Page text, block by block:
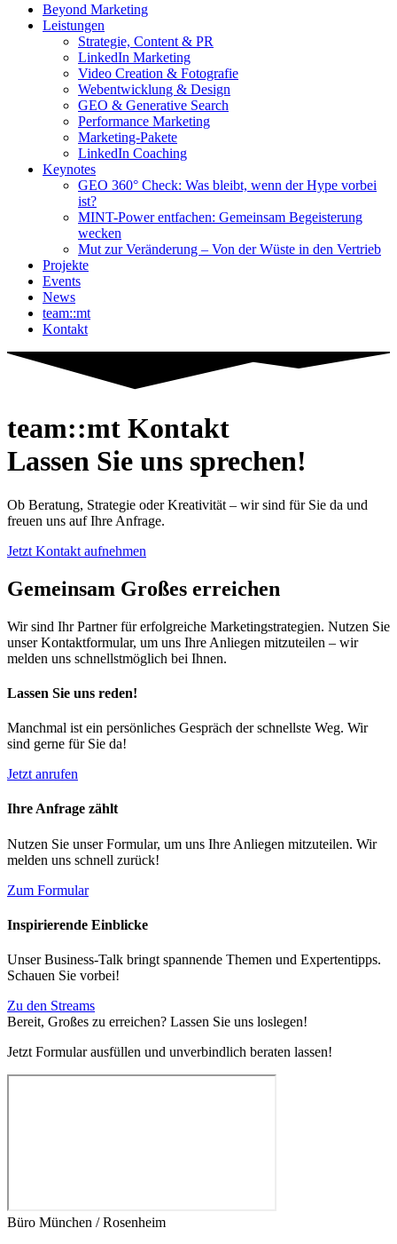
Beyond Marketing
Leistungen
Strategie, Content & PR
LinkedIn Marketing
Video Creation & Fotografie
Webentwicklung & Design
GEO & Generative Search
Performance Marketing
Marketing-Pakete
LinkedIn Coaching
Keynotes
GEO 360° Check: Was bleibt, wenn der Hype vorbei
ist?
MINT-Power entfachen: Gemeinsam Begeisterung
wecken
Mut zur Veränderung – Von der Wüste in den Vertrieb
Projekte
Events
News
team::mt
Kontakt
team::mt Kontakt
Lassen Sie uns sprechen!
Ob Beratung, Strategie oder Kreativität – wir sind für Sie da und
freuen uns auf Ihre Anfrage.
Jetzt Kontakt aufnehmen
Gemeinsam Großes erreichen
Wir sind Ihr Partner für erfolgreiche Marketingstrategien. Nutzen Sie
unser Kontaktformular, um uns Ihre Anliegen mitzuteilen – wir
melden uns schnellstmöglich bei Ihnen.
Lassen Sie uns reden!
Manchmal ist ein persönliches Gespräch der schnellste Weg. Wir
sind gerne für Sie da!
Jetzt anrufen
Ihre Anfrage zählt
Nutzen Sie unser Formular, um uns Ihre Anliegen mitzuteilen. Wir
melden uns schnell zurück!
Zum Formular
Inspirierende Einblicke
Unser Business-Talk bringt spannende Themen und Expertentipps.
Schauen Sie vorbei!
Zu den Streams
Bereit, Großes zu erreichen? Lassen Sie uns loslegen!
Jetzt Formular ausfüllen und unverbindlich beraten lassen!
Büro München / Rosenheim